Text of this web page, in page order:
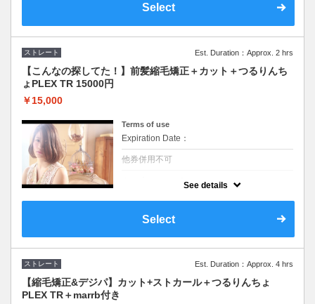
し熱から保護した上に話題のつるりんちょ
Select
ストレート Est. Duration：Approx. 2 hrs
【こんなの探してた！】前髪縮毛矯正＋カット＋つるりんち
ょPLEX TR 15000円
￥15,000
Terms of use
Expiration Date：
他券併用不可
の裏メニュー。プラスメニューにすると高額
になってしまうためつくってみました。つる
りんちょPLEX TRとmarrb付き。前髪以外が
See details
Select
ストレート Est. Duration：Approx. 4 hrs
【縮毛矯正&デジパ】カット+ストカール＋つるりんちょ
PLEX TR＋marrb付き